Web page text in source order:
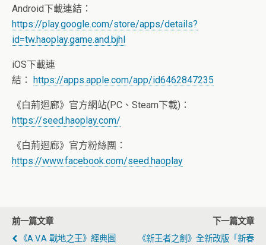
Android下載連結：
https://play.google.com/store/apps/details?
id=tw.haoplay.game.and.bjhl
iOS下載連
結： https://apps.apple.com/app/id6462847235
《白荊迴廊》官方網站(PC、Steam下載)：
https://seed.haoplay.com/
《白荊迴廊》官方粉絲團：
https://www.facebook.com/seed.haoplay
前一篇文章
《A.V.A 戰地之王》經典圖
下一篇文章
《新王者之劍》全新改版「新春